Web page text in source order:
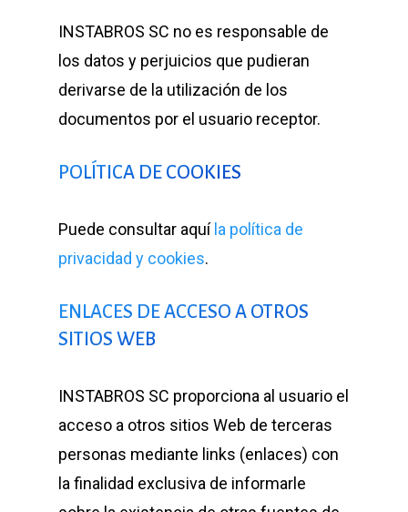
INSTABROS SC no es responsable de
los datos y perjuicios que pudieran
derivarse de la utilización de los
documentos por el usuario receptor.
POLÍTICA DE COOKIES
Puede consultar aquí la política de
privacidad y cookies.
ENLACES DE ACCESO A OTROS
SITIOS WEB
INSTABROS SC proporciona al usuario el
acceso a otros sitios Web de terceras
personas mediante links (enlaces) con
la finalidad exclusiva de informarle